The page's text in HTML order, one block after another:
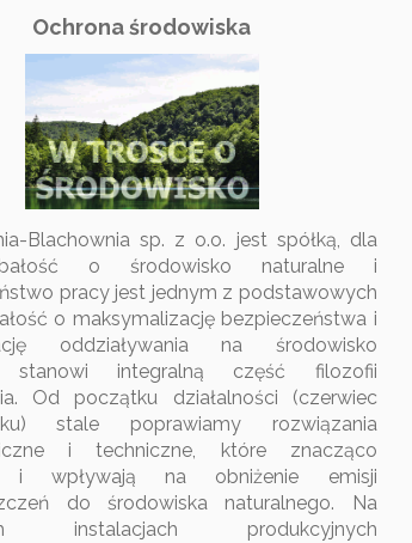
Ochrona środowiska
Blachownia sp. z o.o. jest spółką, dla
o środowisko naturalne i
pracy jest jednym z podstawowych
o maksymalizację bezpieczeństwa i
oddziaływania na środowisko
stanowi integralną część filozofii
Od początku działalności (czerwiec
stale poprawiamy rozwiązania
i techniczne, które znacząco
i wpływają na obniżenie emisji
do środowiska naturalnego. Na
instalacjach produkcyjnych